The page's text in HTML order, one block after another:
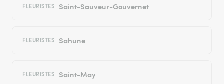
FLEURISTES Saint-Sauveur-Gouvernet
FLEURISTES Sahune
FLEURISTES Saint-May